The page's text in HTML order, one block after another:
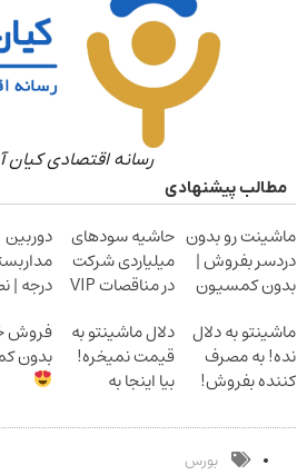
رسانه اقتصادی کیان
مطالب پیشنهادی
ماشینت رو بدون
دردسر بفروش |
بدون کمسیون
حاشیه سودهای
میلیاردی شرکت
در مناقصات VIP
ایران تندر
دوربین
درجه |
ماشینتو به دلال
نده! به مصرف
کننده بفروش!
یک تماس
دلال ماشینتو به
قیمت نمیخره!
بیا اینجا به
بفروش*فقط
فروش
بدون
بورس